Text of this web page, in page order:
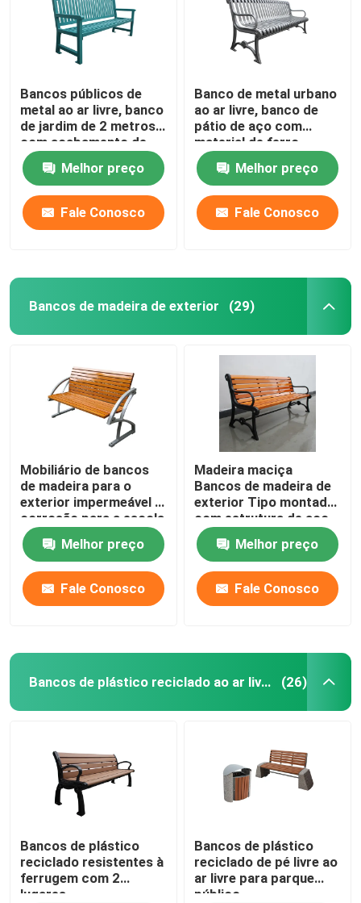
Bancos públicos de
metal ao ar livre, banco
de jardim de 2 metros
com acabamento de
pulverização de zinco.
Melhor preço
Fale Conosco
Banco de metal urbano
ao ar livre, banco de
pátio de aço com
material de ferro
fundido de aço leve
Melhor preço
Fale Conosco
Bancos de madeira de exterior (29)
Mobiliário de bancos
de madeira para o
exterior impermeável à
corrosão para a escola
do campus
Melhor preço
Fale Conosco
Madeira maciça
Bancos de madeira de
exterior Tipo montado
com estrutura de aço
preto
Melhor preço
Fale Conosco
Bancos de plástico reciclado ao ar livre (26)
Bancos de plástico
reciclado resistentes à
ferrugem com 2
lugares
Bancos de plástico
reciclado de pé livre ao
ar livre para parque
público